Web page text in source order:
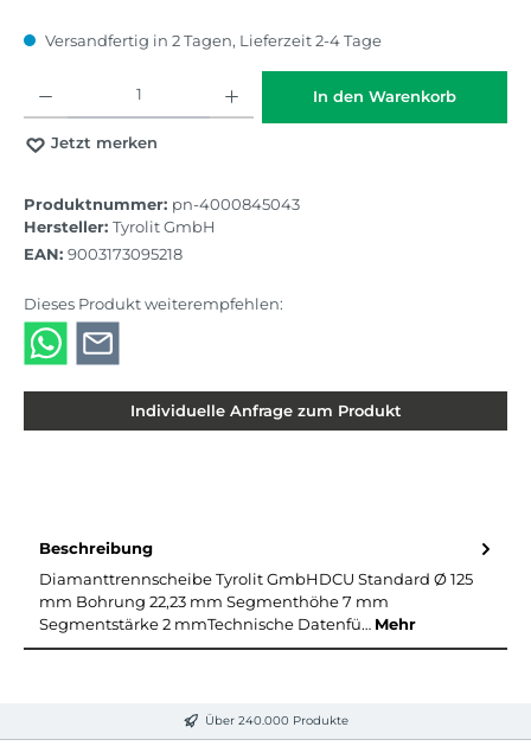
Versandfertig in 2 Tagen, Lieferzeit 2-4 Tage
In den Warenkorb
Jetzt merken
Produktnummer: pn-4000845043
Hersteller: Tyrolit GmbH
EAN: 9003173095218
Dieses Produkt weiterempfehlen:
Individuelle Anfrage zum Produkt
Beschreibung
Diamanttrennscheibe Tyrolit GmbHDCU Standard Ø 125
mm Bohrung 22,23 mm Segmenthöhe 7 mm
Segmentstärke 2 mmTechnische Datenfü… Mehr
Über 240.000 Produkte